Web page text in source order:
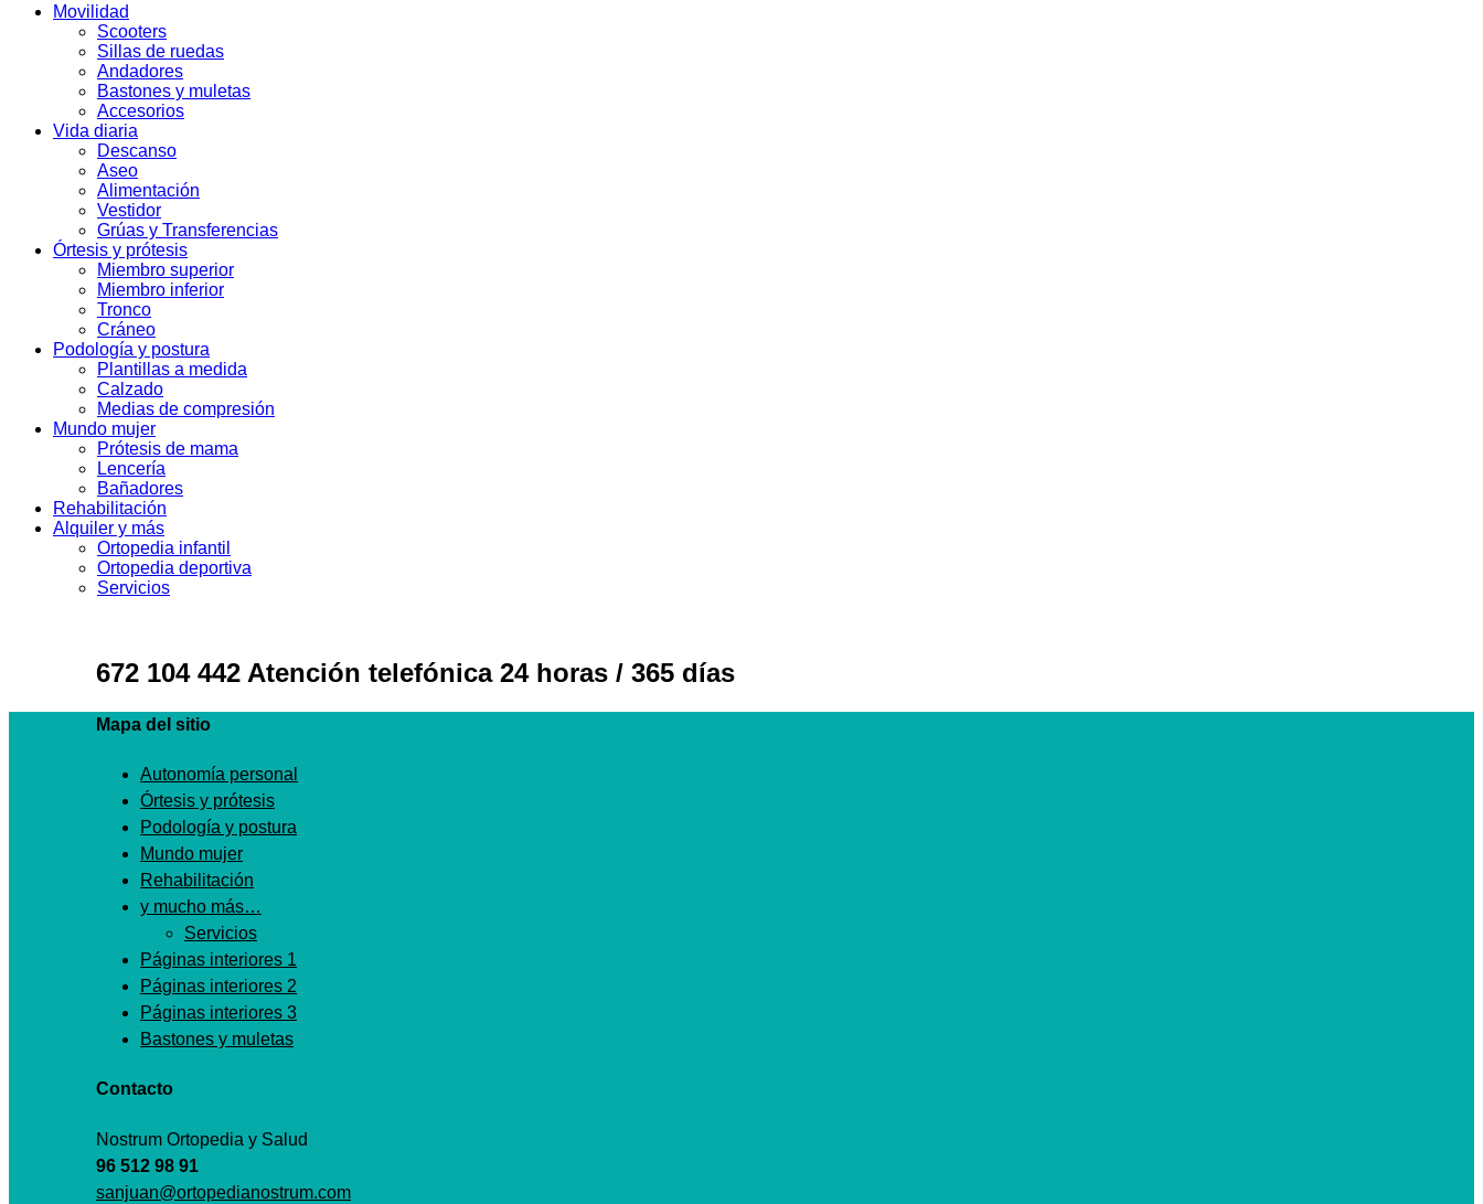
Movilidad
Scooters
Sillas de ruedas
Andadores
Bastones y muletas
Accesorios
Vida diaria
Descanso
Aseo
Alimentación
Vestidor
Grúas y Transferencias
Órtesis y prótesis
Miembro superior
Miembro inferior
Tronco
Cráneo
Podología y postura
Plantillas a medida
Calzado
Medias de compresión
Mundo mujer
Prótesis de mama
Lencería
Bañadores
Rehabilitación
Alquiler y más
Ortopedia infantil
Ortopedia deportiva
Servicios
672 104 442 Atención telefónica 24 horas / 365 días
Mapa del sitio
Autonomía personal
Órtesis y prótesis
Podología y postura
Mundo mujer
Rehabilitación
y mucho más…
Servicios
Páginas interiores 1
Páginas interiores 2
Páginas interiores 3
Bastones y muletas
Contacto
Nostrum Ortopedia y Salud
96 512 98 91
sanjuan@ortopedianostrum.com